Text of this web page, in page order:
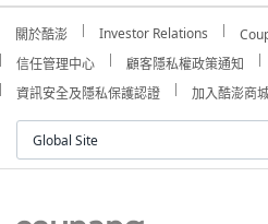
關於酷澎 Investor Relations
信任管理中心
顧客隱私權政策通知
資訊安全及隱私保護認證
加入酷澎商
Global Site